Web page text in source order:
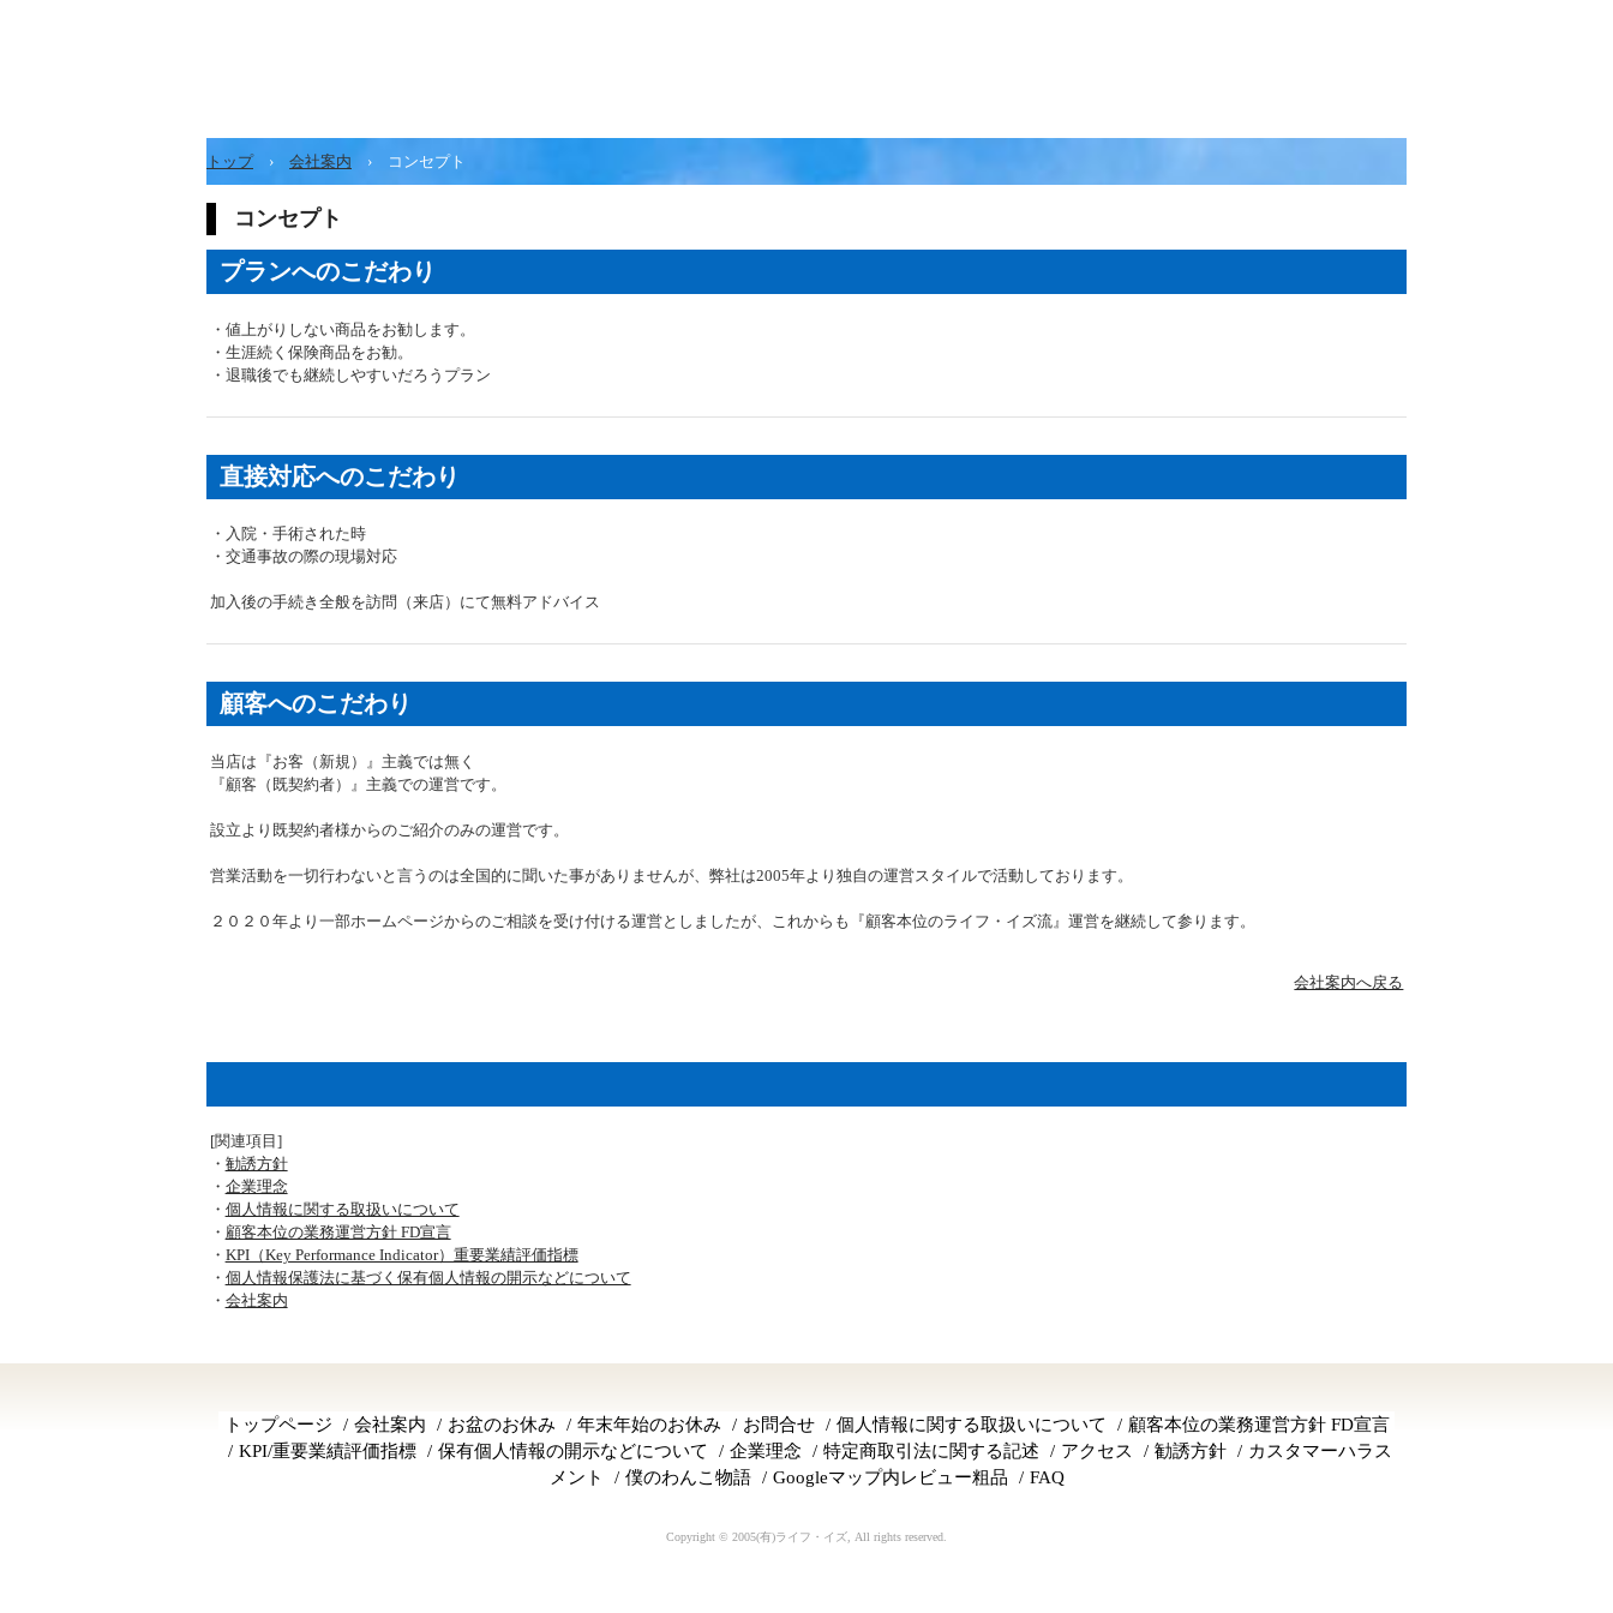
トップ › 会社案内 › コンセプト
コンセプト
プランへのこだわり
・値上がりしない商品をお勧します。
・生涯続く保険商品をお勧。
・退職後でも継続しやすいだろうプラン
直接対応へのこだわり
・入院・手術された時
・交通事故の際の現場対応
加入後の手続き全般を訪問（来店）にて無料アドバイス
顧客へのこだわり
当店は『お客（新規）』主義では無く
『顧客（既契約者）』主義での運営です。
設立より既契約者様からのご紹介のみの運営です。
営業活動を一切行わないと言うのは全国的に聞いた事がありませんが、弊社は2005年より独自の運営スタイルで活動しております。
２０２０年より一部ホームページからのご相談を受け付ける運営としましたが、これからも『顧客本位のライフ・イズ流』運営を継続して参ります。
会社案内へ戻る
[関連項目]
・ 勧誘方針
・ 企業理念
・ 個人情報に関する取扱いについて
・ 顧客本位の業務運営方針 FD宣言
・ KPI（Key Performance Indicator）重要業績評価指標
・ 個人情報保護法に基づく保有個人情報の開示などについて
・ 会社案内
トップページ 会社案内 お盆のお休み 年末年始のお休み お問合せ 個人情報に関する取扱いについて
顧客本位の業務運営方針 FD宣言
KPI/重要業績評価指標
保有個人情報の開示などについて 企業理念 特定商取引法に関する記述 アクセス 勧誘方針
カスタマーハラス
メント
僕のわんこ物語 Googleマップ内レビュー粗品 FAQ
Copyright © 2005(有)ライフ・イズ, All rights reserved.